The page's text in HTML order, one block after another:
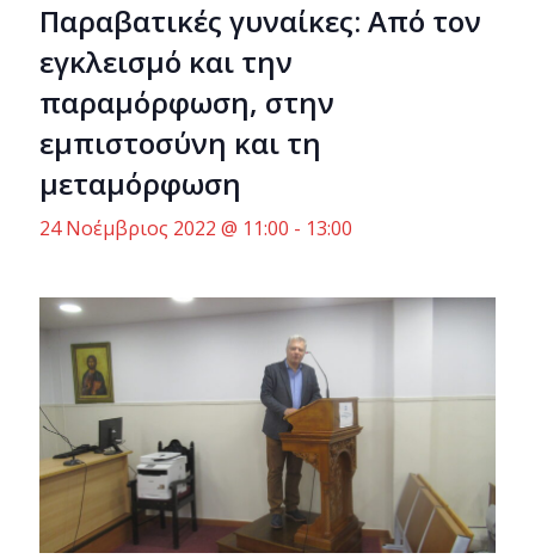
Παραβατικές γυναίκες: Από τον
εγκλεισμό και την
παραμόρφωση, στην
εμπιστοσύνη και τη
μεταμόρφωση
24 Νοέμβριος 2022 @ 11:00 - 13:00